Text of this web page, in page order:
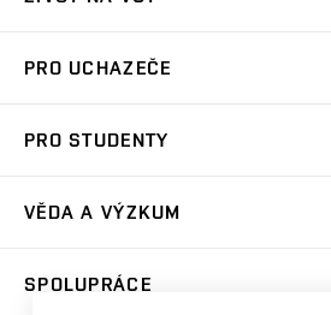
Koleje
Sport na VUT
PRO UCHAZEČE
Dny otevřených dveří
Celoživotní vzdělávání
PRO STUDENTY
Harmonogram akademického roku
Zpracování osobních údajů studentů
Sociální bezpečí
VĚDA A VÝZKUM
SPOLUPRÁCE